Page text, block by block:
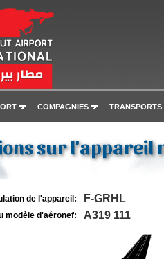
COMPAGNIES TRANSPORTS
sur l'appareil
de l'appareil: F-GRHL
modèle d'aéronef: A319 111